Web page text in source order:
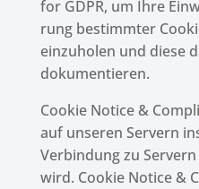
for GDPR, um Ihre
rung bestimm­ter
einzu­ho­len und diese
dokumentieren.
Cookie Notice &
auf unse­ren Servern
Verbin­dung zu
wird. Cookie Notice &